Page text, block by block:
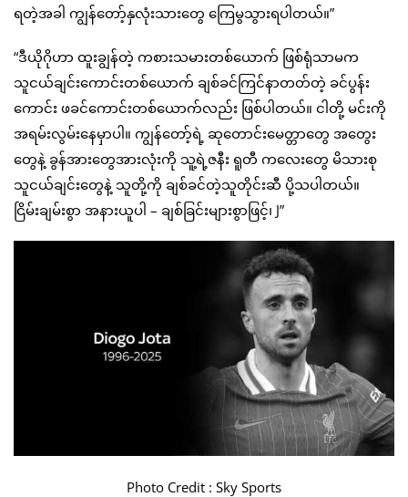
ရတဲ့အခါ ကျွန်တော့်နှလုံးသားတွေ ကြေမွသွားရပါတယ်။”
“ဒီယိုဂိုဟာ ထူးချွန်တဲ့ ကစားသမားတစ်ယောက် ဖြစ်ရုံသာမက
သူငယ်ချင်းကောင်းတစ်ယောက် ချစ်ခင်ကြင်နာတတ်တဲ့ ခင်ပွန်း
ကောင်း ဖခင်ကောင်းတစ်ယောက်လည်း ဖြစ်ပါတယ်။ ငါတို့ မင်းကို
အရမ်းလွမ်းနေမှာပါ။ ကျွန်တော့်ရဲ့ ဆုတောင်းမေတ္တာတွေ အတွေး
တွေနဲ့ ခွန်အားတွေအားလုံးကို သူ့ရဲ့ဇနီး ရူတီ ကလေးတွေ မိသားစု
သူငယ်ချင်းတွေနဲ့ သူတို့ကို ချစ်ခင်တဲ့သူတိုင်းဆီ ပို့သပါတယ်။
ငြိမ်းချမ်းစွာ အနားယူပါ – ချစ်ခြင်းများစွာဖြင့်၊ J”
Photo Credit : Sky Sports